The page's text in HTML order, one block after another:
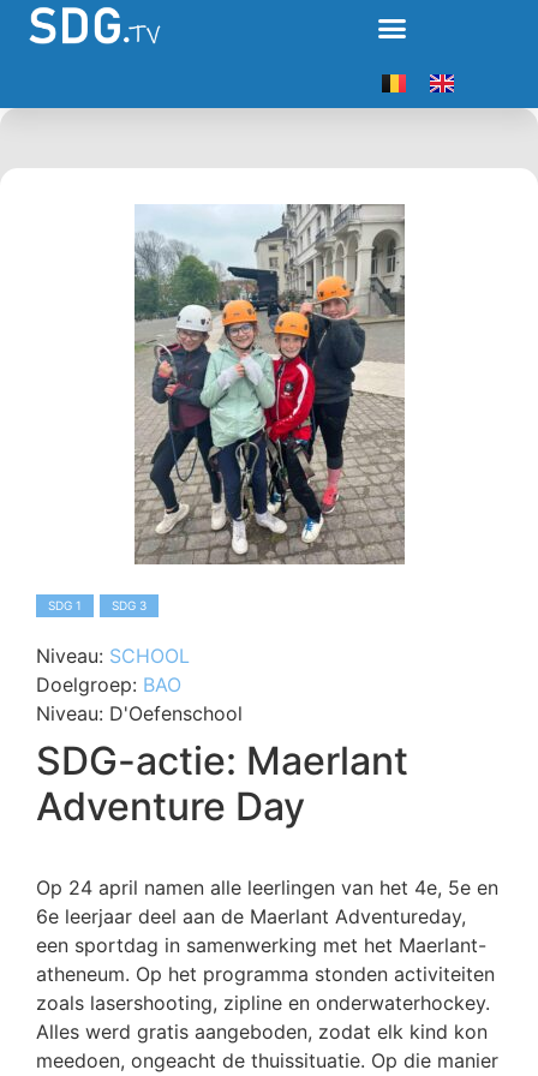
SDG 1 SDG 3
Niveau: SCHOOL
Doelgroep: BAO
Niveau: D'Oefenschool
SDG-actie: Maerlant
Adventure Day
Op 24 april namen alle leerlingen van het 4e, 5e en
6e leerjaar deel aan de Maerlant Adventureday,
een sportdag in samenwerking met het Maerlant-
atheneum. Op het programma stonden activiteiten
zoals lasershooting, zipline en onderwaterhockey.
Alles werd gratis aangeboden, zodat elk kind kon
meedoen, ongeacht de thuissituatie. Op die manier